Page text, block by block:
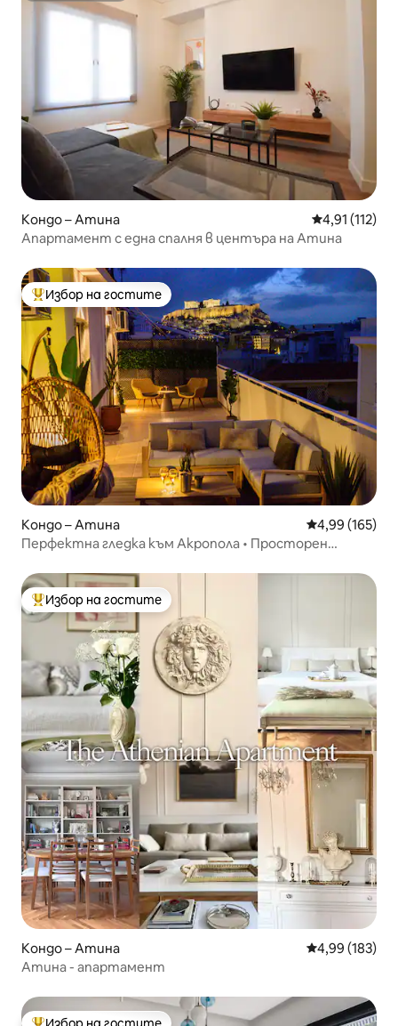
Кондо – Атина Средна
4,91 (112)
Апартамент с една спалня в центъра на Атина
Най-популярен избор на гостите
Избор на гостите
Кондо – Атина Средна
4,99 (165)
Перфектна гледка към Акропола • Просторен
Най-популярен избор на гостите
Избор на гостите
Кондо – Атина Средна
4,99 (183)
Атина - апартамент